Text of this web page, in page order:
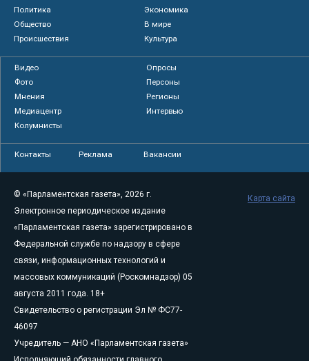
Политика
Экономика
Общество
В мире
Происшествия
Культура
Видео
Опросы
Фото
Персоны
Мнения
Регионы
Медиацентр
Интервью
Колумнисты
Контакты Реклама Вакансии
© «Парламентская газета», 2026 г.
Электронное периодическое издание
«Парламентская газета» зарегистрировано в
Федеральной службе по надзору в сфере
связи, информационных технологий и
массовых коммуникаций (Роскомнадзор) 05
августа 2011 года. 18+
Свидетельство о регистрации Эл № ФС77-
46097
Учредитель — АНО «Парламентская газета»
Карта сайта